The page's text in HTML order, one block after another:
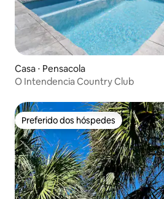
Casa ⋅ Pensacola
O Intendencia Country Club
Preferido dos hóspedes
Preferido dos hóspedes